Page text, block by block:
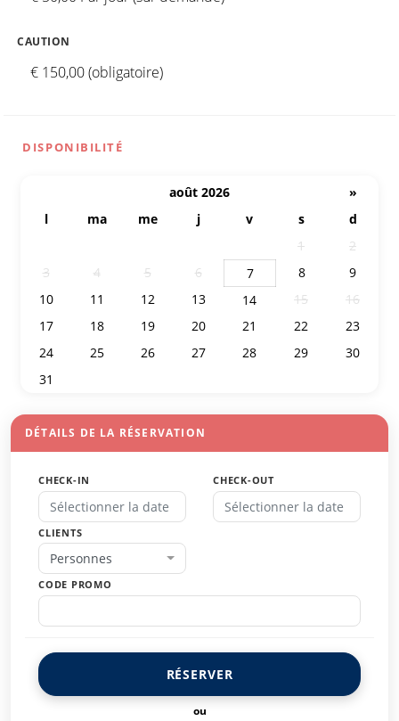
CAUTION
€ 150,00 (obligatoire)
DISPONIBILITÉ
août 2026
»
l
ma me j v s
d
1
2
3
4 5 6 7 8
9
10
11 12 13 14 15
16
17
18 19 20 21 22
23
24
25 26 27 28 29
30
31
DÉTAILS DE LA RÉSERVATION
CHECK-IN CHECK-OUT
CLIENTS
Personnes
CODE PROMO
RÉSERVER
ou